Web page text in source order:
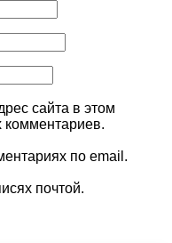
сайта в этом
комментариев.
по email.
почтой.